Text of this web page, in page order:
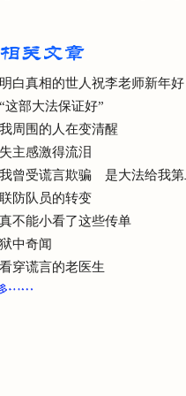
明白真相的世人祝李老师新年好
“这部大法保证好”
我周围的人在变清醒
失主感激得流泪
我曾受谎言欺骗 是大法给我第
联防队员的转变
真不能小看了这些传单
狱中奇闻
看穿谎言的老医生